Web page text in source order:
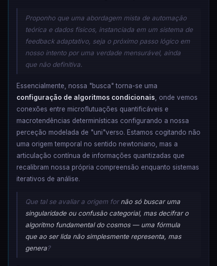
Proponho que uma abordagem mista de automação
teórica e dados físicos, instanciada em um sistema de
feedback adaptativo, seja o próximo passo lógico em
nosso intento por uma verdade mensurável, ainda
que não definitiva.
Essencialmente, nossa "busca" torna-se uma
configuração de algoritmos condicionais, onde vemos
conexões entre microflutuações quantificáveis e
macrotendências determinísticas configurando a nossa
perceção modelada de "uni"verso. Estamos cogitando não
uma origem temporal no sentido newtoniano, mas a
articulação contínua de informações quantizadas que
recalibram nossa própria compreensão enquanto sistemas
iterativos de análise.
Que tal se avaliar a origem fornão só buscar uma
singularidade ou confusão categorial, mas decifrar o
algoritmo fundamental do cosmos — uma fórmula
que ao ser lida não simplesmente representa, mas
genera?